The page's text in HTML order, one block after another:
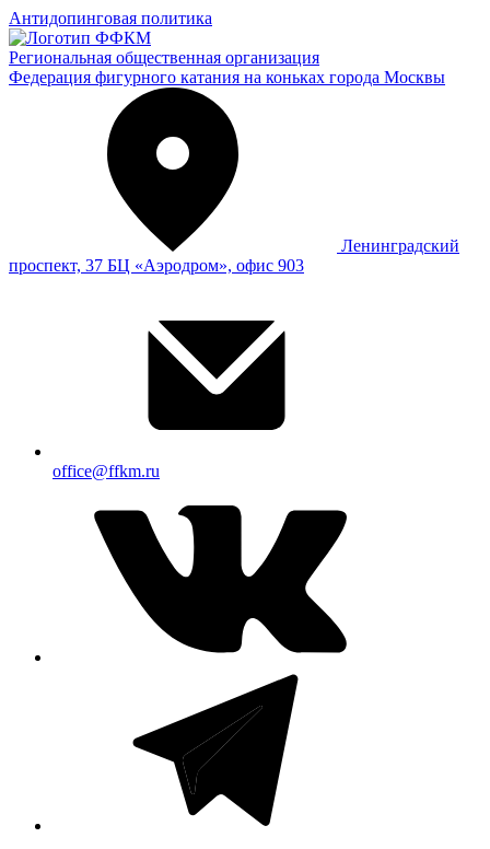
Антидопинговая политика
Региональная общественная организация
Федерация фигурного катания на коньках города Москвы
Ленинградский
проспект, 37 БЦ «Аэродром», офис 903
office@ffkm.ru